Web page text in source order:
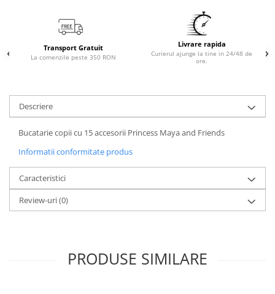
Transport Gratuit
La comenzile peste 350 RON
Livrare rapida
Curierul ajunge la tine in 24/48 de
ore.
Descriere
Bucatarie copii cu 15 accesorii Princess Maya and Friends
Informatii conformitate produs
Caracteristici
Review-uri(0)
PRODUSE SIMILARE